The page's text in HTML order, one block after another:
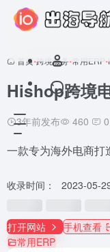
首页•跨境服务•常用ERP •
Hishop跨境
3年前发布 460 0
一款专为海外电商
收录时间： 2023-05-
打开网站
手机查看
常用ERP